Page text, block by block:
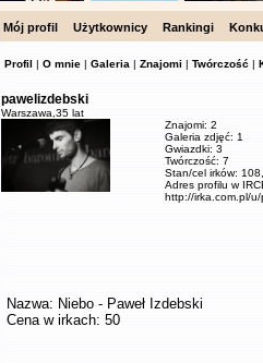
Mój profil Użytkownicy Rankingi
Profil | O mnie | Galeria | Znajomi | Twórczość |
pawelizdebski
Warszawa, 35 lat
Znajomi: 2
Galeria zdjęć: 1
Gwiazdki: 3
Twórczość: 7
Stan/cel irków:
Adres profilu w
http://irka.com.pl/
Nazwa: Niebo - Paweł Izdebski
Cena w irkach: 50